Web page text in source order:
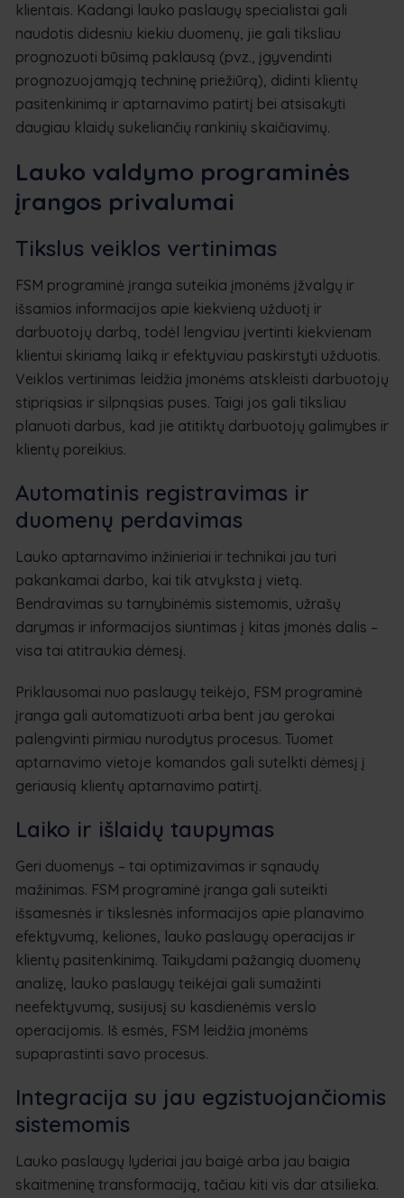
klientais. Kadangi lauko paslaugų specialistai gali
naudotis didesniu kiekiu duomenų, jie gali tiksliau
prognozuoti būsimą paklausą (pvz., įgyvendinti
prognozuojamąją techninę priežiūrą), didinti klientų
pasitenkinimą ir aptarnavimo patirtį bei atsisakyti
daugiau klaidų sukeliančių rankinių skaičiavimų.
Lauko valdymo programinės
įrangos privalumai
Tikslus veiklos vertinimas
FSM programinė įranga suteikia įmonėms įžvalgų ir
išsamios informacijos apie kiekvieną užduotį ir
darbuotojų darbą, todėl lengviau įvertinti kiekvienam
klientui skiriamą laiką ir efektyviau paskirstyti užduotis.
Veiklos vertinimas leidžia įmonėms atskleisti darbuotojų
stipriąsias ir silpnąsias puses. Taigi jos gali tiksliau
planuoti darbus, kad jie atitiktų darbuotojų galimybes ir
klientų poreikius.
Automatinis registravimas ir
duomenų perdavimas
Lauko aptarnavimo inžinieriai ir technikai jau turi
pakankamai darbo, kai tik atvyksta į vietą.
Bendravimas su tarnybinėmis sistemomis, užrašų
darymas ir informacijos siuntimas į kitas įmonės dalis –
visa tai atitraukia dėmesį.
Priklausomai nuo paslaugų teikėjo, FSM programinė
įranga gali automatizuoti arba bent jau gerokai
palengvinti pirmiau nurodytus procesus. Tuomet
aptarnavimo vietoje komandos gali sutelkti dėmesį į
geriausią klientų aptarnavimo patirtį.
Laiko ir išlaidų taupymas
Geri duomenys – tai optimizavimas ir sąnaudų
mažinimas. FSM programinė įranga gali suteikti
išsamesnės ir tikslesnės informacijos apie planavimo
efektyvumą, keliones, lauko paslaugų operacijas ir
klientų pasitenkinimą. Taikydami pažangią duomenų
analizę, lauko paslaugų teikėjai gali sumažinti
neefektyvumą, susijusį su kasdienėmis verslo
operacijomis. Iš esmės, FSM leidžia įmonėms
supaprastinti savo procesus.
Integracija su jau egzistuojančiomis
sistemomis
Lauko paslaugų lyderiai jau baigė arba jau baigia
skaitmeninę transformaciją, tačiau kiti vis dar atsilieka.